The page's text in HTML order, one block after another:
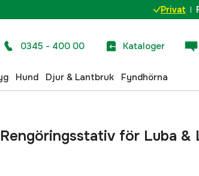
Privat
0345 - 400 00 Kataloger
Hund Djur & Lantbruk Fyndhörna
för Luba &